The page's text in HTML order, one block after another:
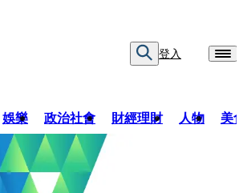
登入
娛樂 政治社會 財經理財 人物 美